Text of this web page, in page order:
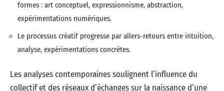
formes : art conceptuel, expressionnisme, abstraction,
expérimentations numériques.
Le processus créatif progresse par allers-retours entre intuition,
analyse, expérimentations concrètes.
Les analyses contemporaines soulignent l’influence du
collectif et des réseaux d’échanges sur la naissance d’une